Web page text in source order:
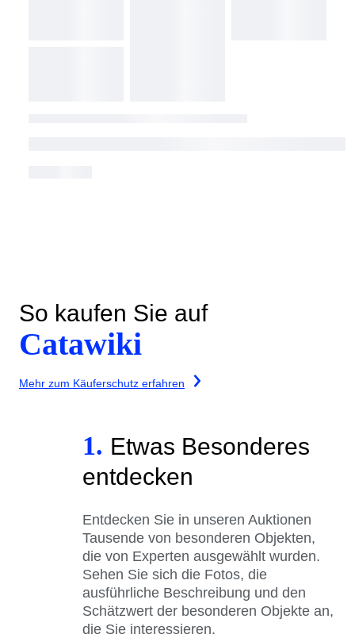
So kaufen Sie auf
Catawiki
Mehr zum Käuferschutz erfahren
1. Etwas Besonderes
entdecken
Entdecken Sie in unseren Auktionen
Tausende von besonderen Objekten,
die von Experten ausgewählt wurden.
Sehen Sie sich die Fotos, die
ausführliche Beschreibung und den
Schätzwert der besonderen Objekte an,
die Sie interessieren.